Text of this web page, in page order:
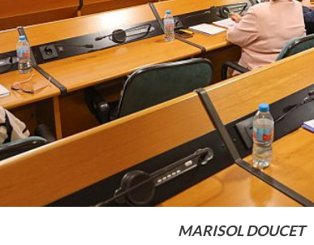
MARISOL DOUCET